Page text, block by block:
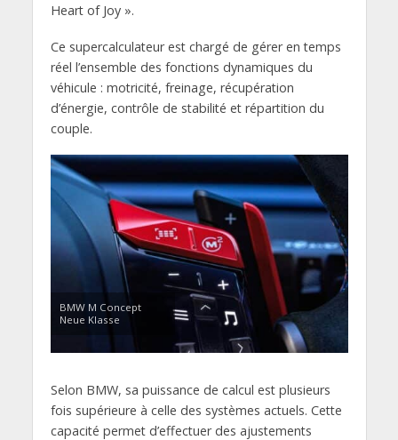
Heart of Joy ».
Ce supercalculateur est chargé de gérer en temps
réel l’ensemble des fonctions dynamiques du
véhicule : motricité, freinage, récupération
d’énergie, contrôle de stabilité et répartition du
couple.
BMW M Concept
Neue Klasse
Selon BMW, sa puissance de calcul est plusieurs
fois supérieure à celle des systèmes actuels. Cette
capacité permet d’effectuer des ajustements